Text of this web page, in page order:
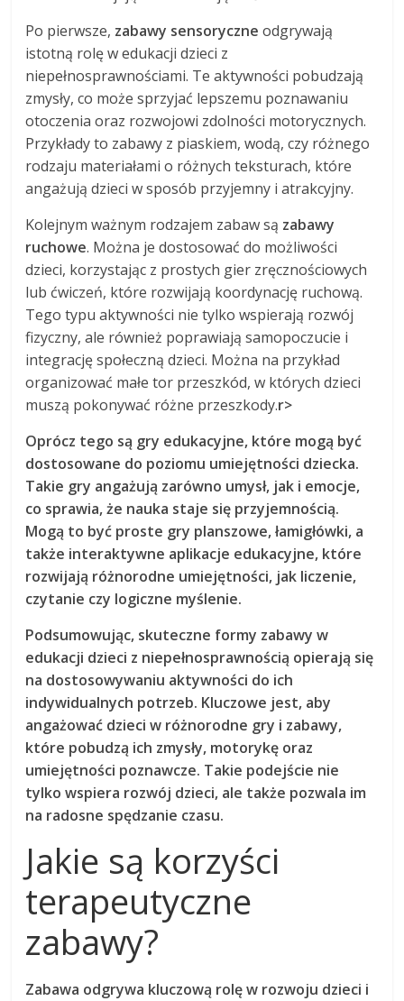
Po pierwsze, zabawy sensoryczne odgrywają
istotną rolę w edukacji dzieci z
niepełnosprawnościami. Te aktywności pobudzają
zmysły, co może sprzyjać lepszemu poznawaniu
otoczenia oraz rozwojowi zdolności motorycznych.
Przykłady to zabawy z piaskiem, wodą, czy różnego
rodzaju materiałami o różnych teksturach, które
angażują dzieci w sposób przyjemny i atrakcyjny.
Kolejnym ważnym rodzajem zabaw są zabawy
ruchowe. Można je dostosować do możliwości
dzieci, korzystając z prostych gier zręcznościowych
lub ćwiczeń, które rozwijają koordynację ruchową.
Tego typu aktywności nie tylko wspierają rozwój
fizyczny, ale również poprawiają samopoczucie i
integrację społeczną dzieci. Można na przykład
organizować małe tor przeszkód, w których dzieci
muszą pokonywać różne przeszkody.r>
Oprócz tego są gry edukacyjne, które mogą być
dostosowane do poziomu umiejętności dziecka.
Takie gry angażują zarówno umysł, jak i emocje,
co sprawia, że nauka staje się przyjemnością.
Mogą to być proste gry planszowe, łamigłówki, a
także interaktywne aplikacje edukacyjne, które
rozwijają różnorodne umiejętności, jak liczenie,
czytanie czy logiczne myślenie.
Podsumowując, skuteczne formy zabawy w
edukacji dzieci z niepełnosprawnością opierają się
na dostosowywaniu aktywności do ich
indywidualnych potrzeb. Kluczowe jest, aby
angażować dzieci w różnorodne gry i zabawy,
które pobudzą ich zmysły, motorykę oraz
umiejętności poznawcze. Takie podejście nie
tylko wspiera rozwój dzieci, ale także pozwala im
na radosne spędzanie czasu.
Jakie są korzyści
terapeutyczne
zabawy?
Zabawa odgrywa kluczową rolę w rozwoju dzieci i